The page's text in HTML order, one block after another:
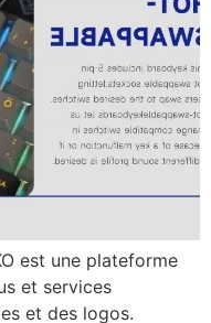
est une plateforme
et services
et des logos.